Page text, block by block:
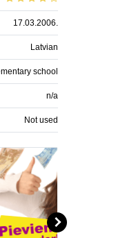
17.03.2006.
Latvian
school
n/a
Not used